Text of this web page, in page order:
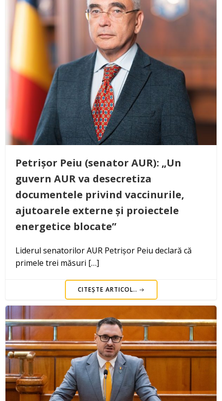
Petrișor Peiu (senator AUR): „Un
guvern AUR va desecretiza
documentele privind vaccinurile,
ajutoarele externe și proiectele
energetice blocate”
Liderul senatorilor AUR Petrișor Peiu declară că
primele trei măsuri […]
CITEȘTE ARTICOL..